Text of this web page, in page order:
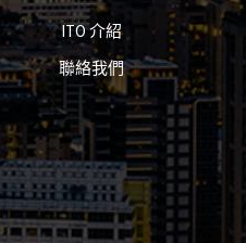
ITO 介紹
聯絡我們